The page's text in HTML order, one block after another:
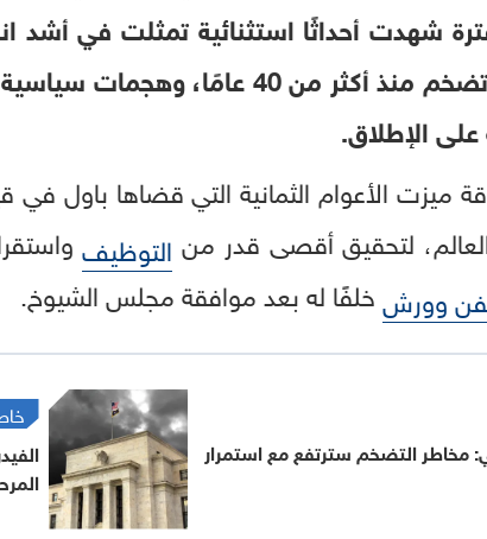
شهدت أحداثًا استثنائية تمثلت في أشد
المتحدة، وأعلى معدلات تضخم منذ
الإطلاق.
ميزت الأعوام الثمانية التي قضاها باول في
لتحقيق أقصى قدر من التوظيف
وورشخلفًا له بعد موافقة مجلس الشيوخ.
مخاطر التضخم سترتفع مع استمرار